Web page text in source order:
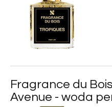
Fragrance du
Avenue - woda